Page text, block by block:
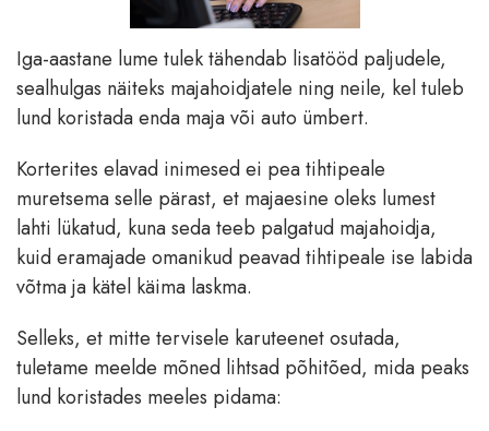
Iga-aastane lume tulek tähendab lisatööd paljudele,
sealhulgas näiteks majahoidjatele ning neile, kel tuleb
lund koristada enda maja või auto ümbert.
Korterites elavad inimesed ei pea tihtipeale
muretsema selle pärast, et majaesine oleks lumest
lahti lükatud, kuna seda teeb palgatud majahoidja,
kuid eramajade omanikud peavad tihtipeale ise labida
võtma ja kätel käima laskma.
Selleks, et mitte tervisele karuteenet osutada,
tuletame meelde mõned lihtsad põhitõed, mida peaks
lund koristades meeles pidama: